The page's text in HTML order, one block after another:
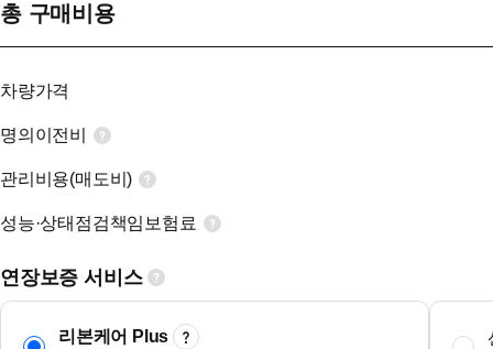
총 구매비용
차량가격
명의이전비
관리비용(매도비)
성능·상태점검책임보험료
연장보증 서비스
리본케어 Plus